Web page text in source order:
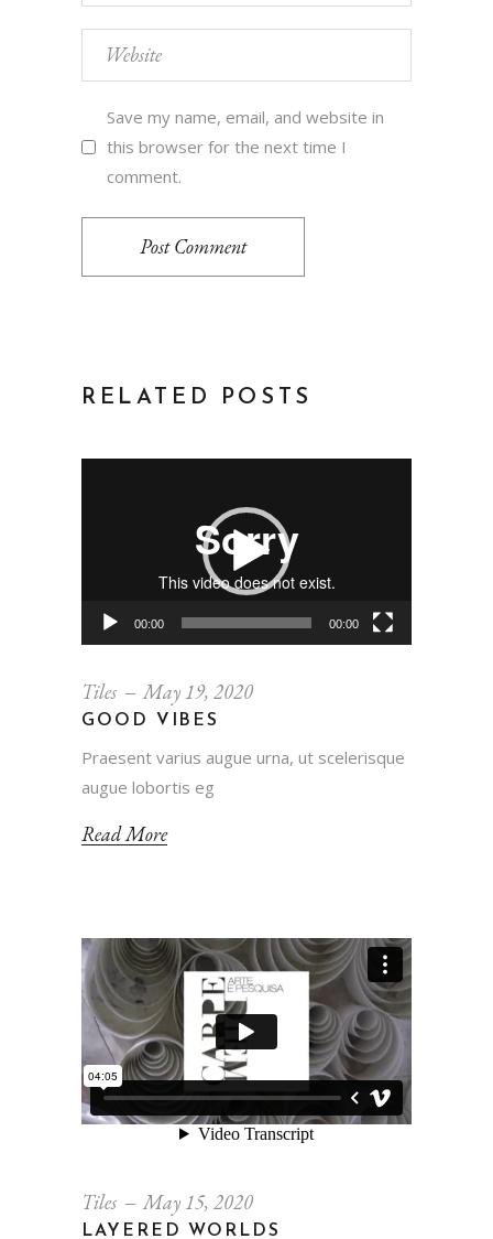
Save my name, email, and website in
this browser for the next time I
comment.
Post Comment
RELATED POSTS
00:00 00:00
Tiles May 19, 2020
GOOD VIBES
Praesent varius augue urna, ut scelerisque
augue lobortis eg
Read More
Tiles May 15, 2020
LAYERED WORLDS